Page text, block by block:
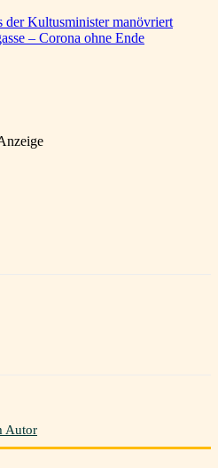
der Kultusminister manövriert
– Corona ohne Ende
Autor